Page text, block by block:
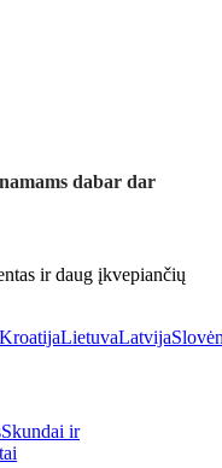
dabar dar
ir daug įkvepiančių
KroatijaLietuvaLatvija
Skundai ir